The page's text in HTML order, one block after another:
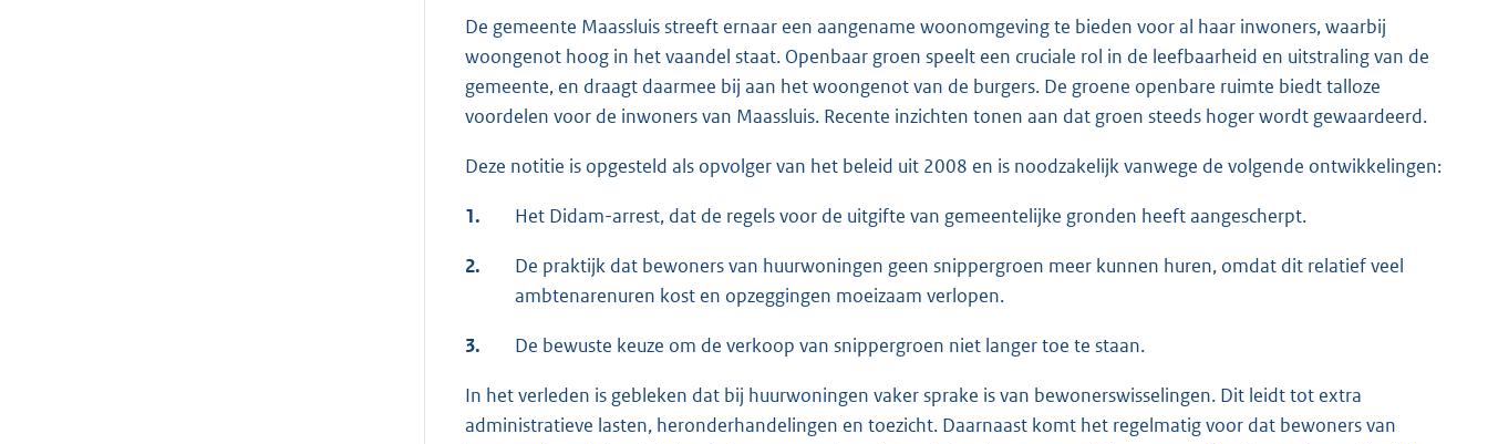
De gemeente Maassluis streeft ernaar een aangename woonomgeving te bieden voor al haar inwoners, waarbij
woongenot hoog in het vaandel staat. Openbaar groen speelt een cruciale rol in de leefbaarheid en uitstraling van de
gemeente, en draagt daarmee bij aan het woongenot van de burgers. De groene openbare ruimte biedt talloze
voordelen voor de inwoners van Maassluis. Recente inzichten tonen aan dat groen steeds hoger wordt gewaardeerd.
Deze notitie is opgesteld als opvolger van het beleid uit 2008 en is noodzakelijk vanwege de volgende ontwikkelingen:
1. Het Didam-arrest, dat de regels voor de uitgifte van gemeentelijke gronden heeft aangescherpt.
2.
De praktijk dat bewoners van huurwoningen geen snippergroen meer kunnen huren, omdat dit relatief veel
ambtenarenuren kost en opzeggingen moeizaam verlopen.
3. De bewuste keuze om de verkoop van snippergroen niet langer toe te staan.
In het verleden is gebleken dat bij huurwoningen vaker sprake is van bewonerswisselingen. Dit leidt tot extra
administratieve lasten, heronderhandelingen en toezicht. Daarnaast komt het regelmatig voor dat bewoners van